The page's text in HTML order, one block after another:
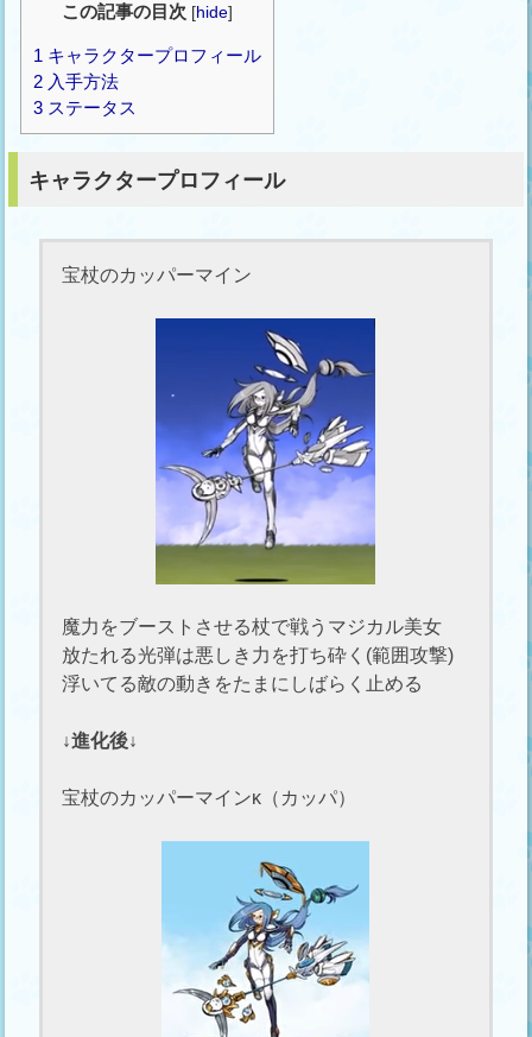
この記事の目次 [hide]
1 キャラクタープロフィール
2 入手方法
3 ステータス
キャラクタープロフィール
宝杖のカッパーマイン
魔力をブーストさせる杖で戦うマジカル美女
放たれる光弾は悪しき力を打ち砕く(範囲攻撃)
浮いてる敵の動きをたまにしばらく止める
↓進化後↓
宝杖のカッパーマインκ（カッパ）